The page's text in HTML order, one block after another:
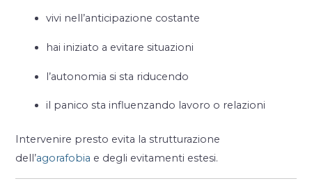
vivi nell’anticipazione costante
hai iniziato a evitare situazioni
l’autonomia si sta riducendo
il panico sta influenzando lavoro o relazioni
Intervenire presto evita la strutturazione
dell’agorafobia e degli evitamenti estesi.